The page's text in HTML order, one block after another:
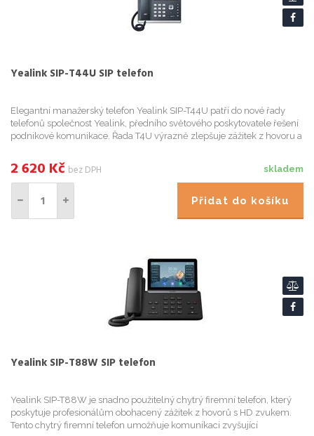
Yealink SIP-T44U SIP telefon
Elegantní manažerský telefon Yealink SIP-T44U patří do nové řady
telefonů společnost Yealink, předního světového poskytovatele řešení
podnikové komunikace. Řada T4U výrazně zlepšuje zážitek z hovoru a
skladem
2 620 Kč bez DPH
Přidat do košíku
Yealink SIP-T88W SIP telefon
Yealink SIP-T88W je snadno použitelný chytrý firemní telefon, který
poskytuje profesionálům obohacený zážitek z hovorů s HD zvukem.
Tento chytrý firemní telefon umožňuje komunikaci zvyšující